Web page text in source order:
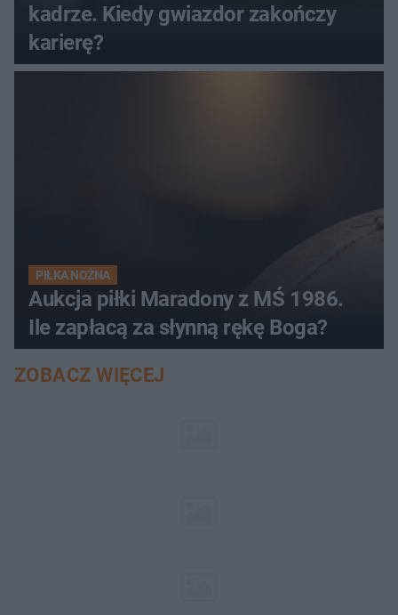
kadrze. Kiedy gwiazdor zakończy
karierę?
PIŁKA NOŻNA
Aukcja piłki Maradony z MŚ 1986.
Ile zapłacą za słynną rękę Boga?
ZOBACZ WIĘCEJ